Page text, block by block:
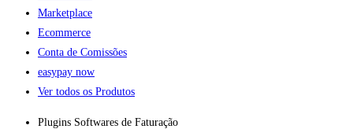
Marketplace
Ecommerce
Conta de Comissões
easypay now
Ver todos os Produtos
Plugins Softwares de Faturação​